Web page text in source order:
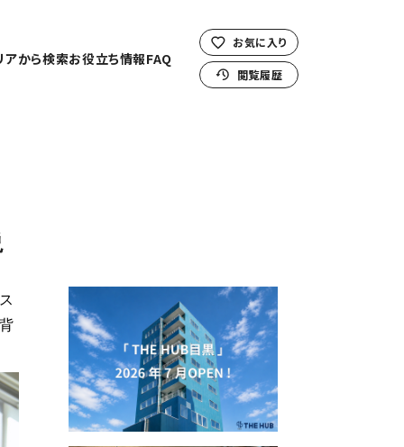
アから検索お役立ち情報FAQ
お気に入り
閲覧履歴